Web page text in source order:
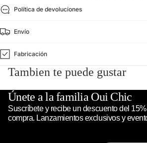
Política de devoluciones
Envío
Fabricación
Tambien te puede gustar
Únete a la familia Oui Chic
Suscríbete y recibe un descuento del
compra. Lanzamientos exclusivos y